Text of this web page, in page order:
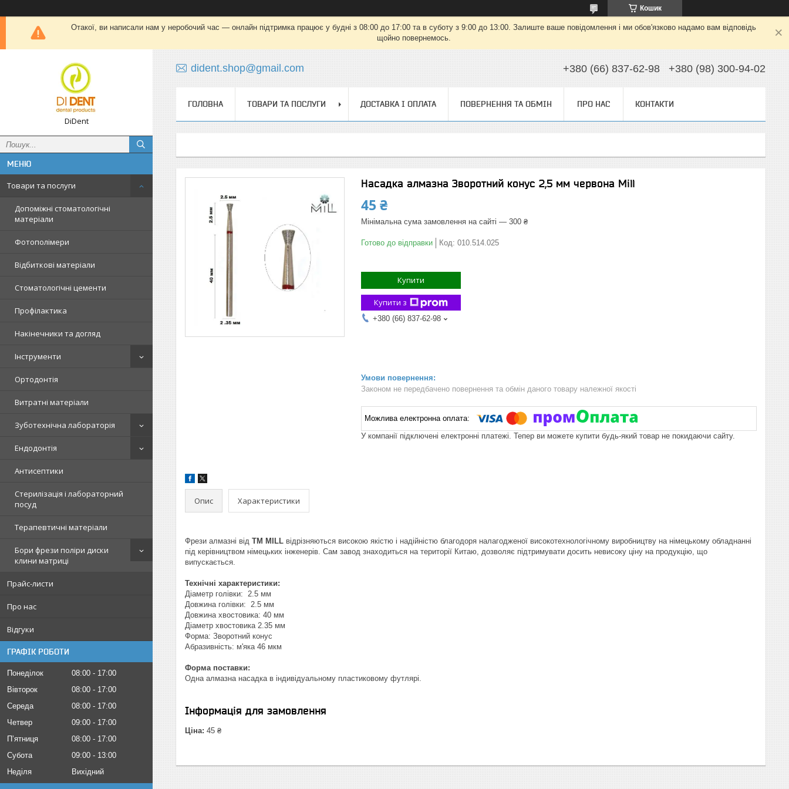
Кошик
Отакої, ви написали нам у неробочий час — онлайн підтримка працює у будні з 08:00 до 17:00 та в суботу з 9:00 до 13:00. Залиште ваше повідомлення і ми обов'язково надамо вам відповідь
щойно повернемось.
DiDent
Товари та послуги
Допоміжні стоматологічні
матеріали
Фотополімери
Відбиткові матеріали
Стоматологічні цементи
Профілактика
Накінечники та догляд
Інструменти
Ортодонтія
Витратні матеріали
Зуботехнічна лабораторія
Ендодонтія
Антисептики
Стерилізація і лабораторний
посуд
Терапевтичні матеріали
Бори фрези поліри диски
клини матриці
Прайс-листи
Про нас
Відгуки
ГРАФІК РОБОТИ
Понеділок 08:00
17:00
Вівторок
08:00
17:00
Середа
08:00
17:00
Четвер
09:00
17:00
Пʼятниця
08:00
17:00
Субота
09:00
13:00
Неділя
Вихідний
dident.shop@gmail.com +380 (66) 837-62-98 +380 (98) 300-94-02
ГОЛОВНА ТОВАРИ ТА ПОСЛУГИ ДОСТАВКА І ОПЛАТА ПОВЕРНЕННЯ ТА ОБМІН ПРО НАС КОНТАКТИ
Насадка алмазна Зворотний конус 2,5 мм червона Mill
45 ₴
Мінімальна сума замовлення на сайті — 300 ₴
Готово до відправки Код: 010.514.025
Купити
Купити з
+380 (66) 837-62-98
Законом не передбачено повернення та обмін даного товару належної якості
У компанії підключені електронні платежі. Тепер ви можете купити будь-який товар не покидаючи сайту.
Опис Характеристики
Фрези алмазні від ТМ MILL відрізняються високою якістю і надійністю благодоря налагодженої високотехнологічному виробництву на німецькому обладнанні
під керівництвом німецьких інженерів. Сам завод знаходиться на території Китаю, дозволяє підтримувати досить невисоку ціну на продукцію, що
випускається.
Технічні характеристики:
Діаметр голівки: 2.5 мм
Довжина голівки: 2.5 мм
Довжина хвостовика: 40 мм
Діаметр хвостовика 2.35 мм
Форма: Зворотний конус
Абразивність: м'яка 46 мкм
Форма поставки:
Одна алмазна насадка в індивідуальному пластиковому футлярі.
Інформація для замовлення
Ціна: 45 ₴